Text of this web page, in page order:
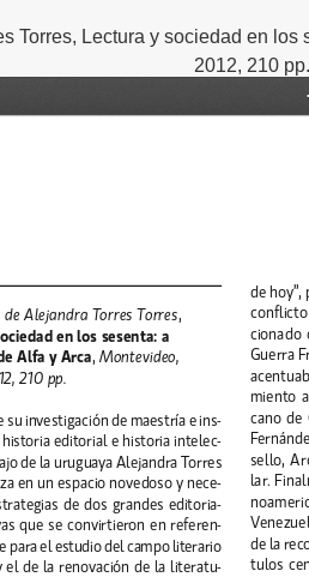
Torres, Lectura y sociedad en
2012, 210 pp.